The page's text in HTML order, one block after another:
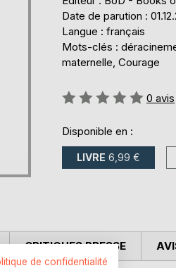
Date de parution :
Langue : français
Mots-clés :
maternelle, Courage
Évaluation:
0 avis
Disponible en :
LIVRE 6,99 €
CRITIQUES PRESSE
de confidentialité